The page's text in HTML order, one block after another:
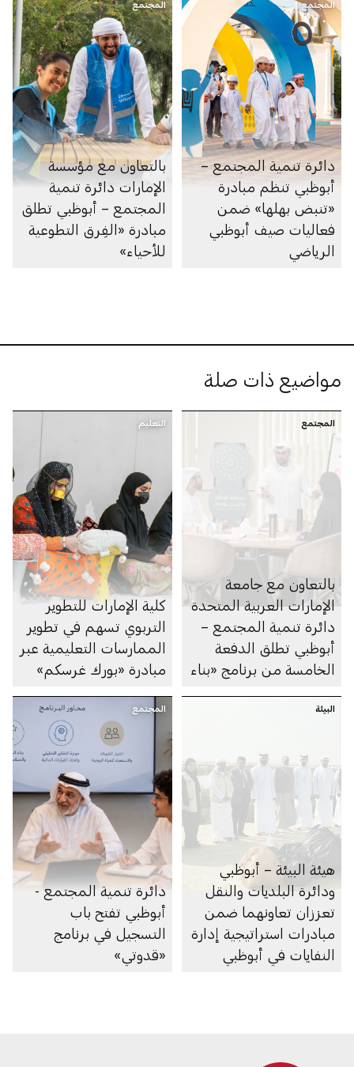
الاجتماعية
المجتمع
دائرة تنمية المجتمع –
أبوظبي تنظم مبادرة
«تنبض بهلها» ضمن
فعاليات صيف أبوظبي
الرياضي
المجتمع
بالتعاون مع مؤسسة
الإمارات دائرة تنمية
المجتمع – أبوظبي تطلق
مبادرة «الفِرق التطوعية
للأحياء»
مواضيع ذات صلة
المجتمع
بالتعاون مع جامعة
الإمارات العربية المتحدة
دائرة تنمية المجتمع –
أبوظبي تطلق الدفعة
الخامسة من برنامج «بناء
الاجتماعية
التعليم
كلية الإمارات للتطوير
التربوي تسهم في تطوير
الممارسات التعليمية عبر
مبادرة «بورك غرسكم»
البيئة
هيئة البيئة – أبوظبي
ودائرة البلديات والنقل
تعززان تعاونهما ضمن
مبادرات استراتيجية إدارة
النفايات في أبوظبي
المجتمع
دائرة تنمية المجتمع -
أبوظبي تفتح باب
التسجيل في برنامج
«قدوتي»